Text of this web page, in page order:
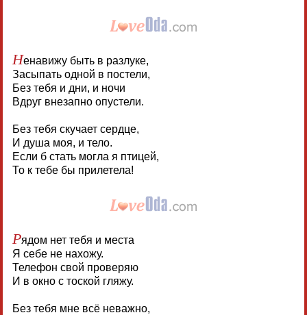
Ненавижу быть в разлуке,
Засыпать одной в постели,
Без тебя и дни, и ночи
Вдруг внезапно опустели.
Без тебя скучает сердце,
И душа моя, и тело.
Если б стать могла я птицей,
То к тебе бы прилетела!
Рядом нет тебя и места
Я себе не нахожу.
Телефон свой проверяю
И в окно с тоской гляжу.
Без тебя мне всё неважно,